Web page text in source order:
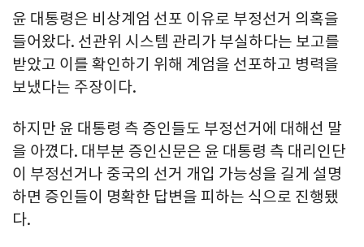
윤 대통령은 비상계엄 선포 이유로 부정선거 의혹을
들어왔다. 선관위 시스템 관리가 부실하다는 보고를
받았고 이를 확인하기 위해 계엄을 선포하고 병력을
보냈다는 주장이다.
하지만 윤 대통령 측 증인들도 부정선거에 대해선 말
을 아꼈다. 대부분 증인신문은 윤 대통령 측 대리인단
이 부정선거나 중국의 선거 개입 가능성을 길게 설명
하면 증인들이 명확한 답변을 피하는 식으로 진행됐
다.